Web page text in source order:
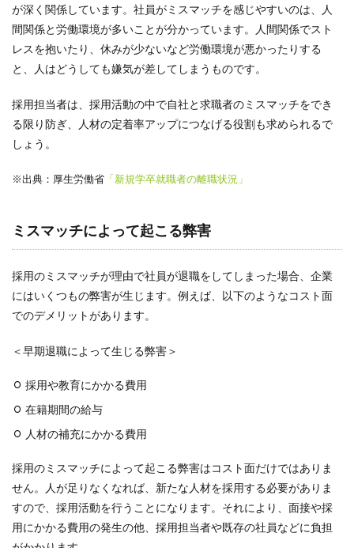
が深く関係しています。社員がミスマッチを感じやすいのは、人
間関係と労働環境が多いことが分かっています。人間関係でスト
レスを抱いたり、休みが少ないなど労働環境が悪かったりする
と、人はどうしても嫌気が差してしまうものです。
採用担当者は、採用活動の中で自社と求職者のミスマッチをでき
る限り防ぎ、人材の定着率アップにつなげる役割も求められるで
しょう。
※出典：厚生労働省 「新規学卒就職者の離職状況」
ミスマッチによって起こる弊害
採用のミスマッチが理由で社員が退職をしてしまった場合、企業
にはいくつもの弊害が生じます。例えば、以下のようなコスト面
でのデメリットがあります。
＜早期退職によって生じる弊害＞
採用や教育にかかる費用
在籍期間の給与
人材の補充にかかる費用
採用のミスマッチによって起こる弊害はコスト面だけではありま
せん。人が足りなくなれば、新たな人材を採用する必要がありま
すので、採用活動を行うことになります。それにより、面接や採
用にかかる費用の発生の他、採用担当者や既存の社員などに負担
ビジョン
ニューノーマル時代
ツール
適性検査とは
検索